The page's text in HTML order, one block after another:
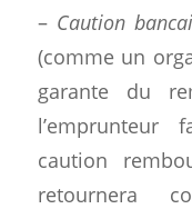
– Caution
(comme un
garante du
caution
retournera